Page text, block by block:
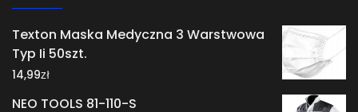
Texton Maska Medyczna 3 Warstwowa
Typ Ii 50szt.
14,99zł
NEO TOOLS 81-110-S